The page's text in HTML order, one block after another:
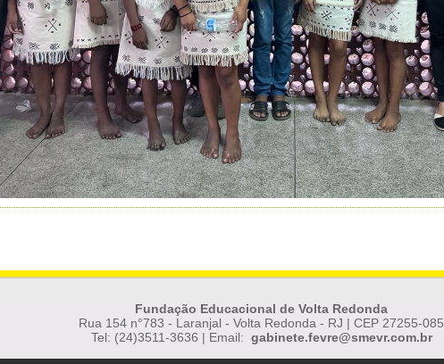
Fundação Educacional de Volta Redonda
Rua 154 n°783 - Laranjal - Volta Redonda - RJ | CEP 27255-085
Tel: (24)3511-3636 | Email: gabinete.fevre@smevr.com.br